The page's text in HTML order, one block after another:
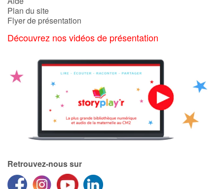
Plan du site
Flyer de présentation
Découvrez nos vidéos de présentation
Retrouvez-nous sur